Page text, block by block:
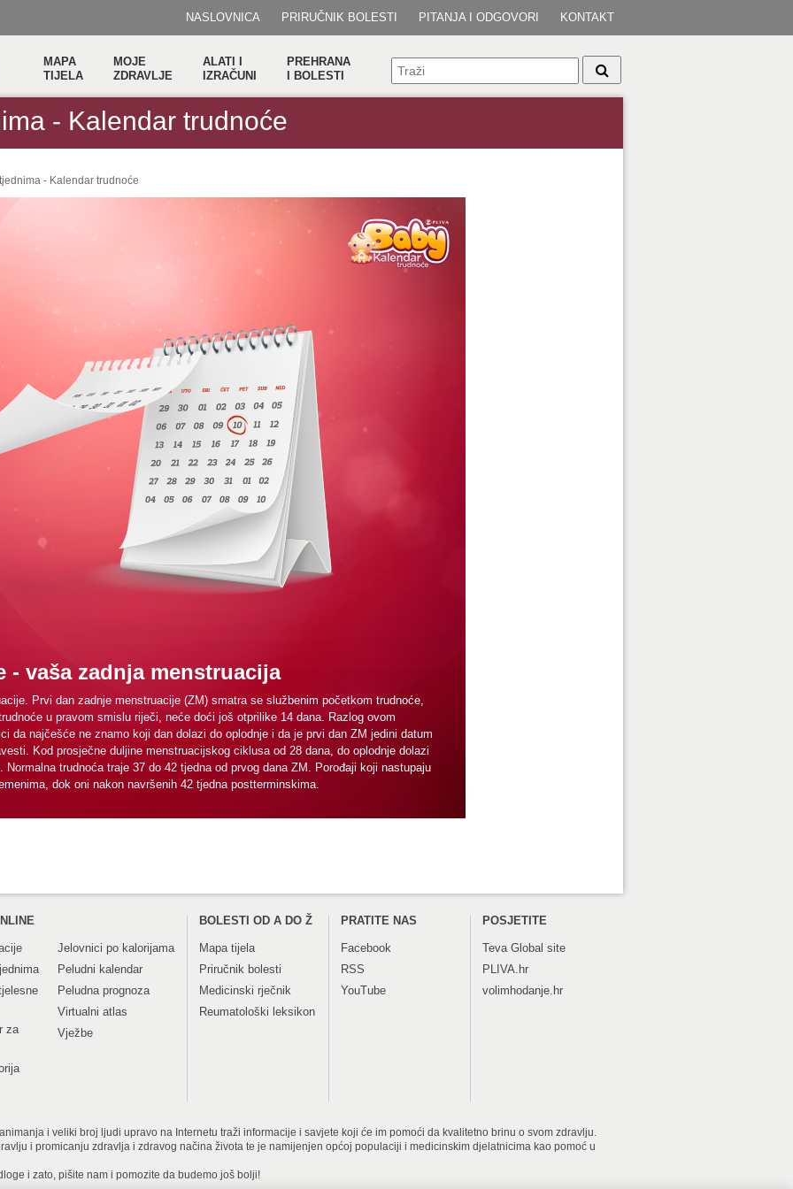
NASLOVNICA PRIRUČNIK BOLESTI PITANJA I ODGOVORI KONTAKT
MAPA
TIJELA
MOJE
ZDRAVLJE
ALATI I
IZRAČUNI
PREHRANA
I BOLESTI
- Kalendar trudnoće
- Kalendar trudnoće
- vaša zadnja menstruacija
Prvi dan zadnje menstruacije (ZM) smatra se službenim početkom trudnoće,
u pravom smislu riječi, neće doći još otprilike 14 dana. Razlog ovom
da najčešće ne znamo koji dan dolazi do oplodnje i da je prvi dan ZM jedini datum
Kod prosječne duljine menstruacijskog ciklusa od 28 dana, do oplodnje dolazi
Normalna trudnoća traje 37 do 42 tjedna od prvog dana ZM. Porođaji koji nastupaju
dok oni nakon navršenih 42 tjedna postterminskima.
za
Jelovnici po kalorijama
Peludni kalendar
Peludna prognoza
Virtualni atlas
Vježbe
BOLESTI OD A DO Ž
Mapa tijela
Priručnik bolesti
Medicinski rječnik
Reumatološki leksikon
PRATITE NAS
Facebook
RSS
YouTube
POSJETITE
TevaGlobal site
PLIVA.hr
volimhodanje.hr
i veliki broj ljudi upravo na Internetu traži informacije i savjete koji će im pomoći da kvalitetno brinu o svom zdravlju.
i promicanju zdravlja i zdravog načina života te je namijenjen općoj populaciji i medicinskim djelatnicima kao pomoć u
i zato, pišite nam i pomozite da budemo još bolji!